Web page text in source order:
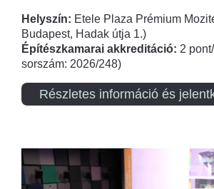
Helyszín: Etele Plaza Prémium
Budapest, Hadak útja 1.)
Építészkamarai akkreditáció: 2
sorszám: 2026/248)
Részletes információ és